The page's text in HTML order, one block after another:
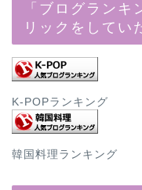
「ブログランキ
リックをしてい
K-POPランキング
韓国料理ランキング